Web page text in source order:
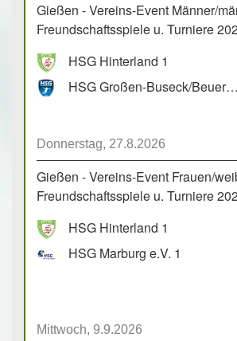
Gießen - Vereins-Event Männer/
Freundschaftsspiele u. Turniere
HSG Hinterland 1
HSG Großen-Buseck/Beuern 1
Donnerstag, 27.8.2026
Gießen - Vereins-Event Frauen/
Freundschaftsspiele u. Turniere
HSG Hinterland 1
HSG Marburg e.V. 1
Mittwoch, 9.9.2026